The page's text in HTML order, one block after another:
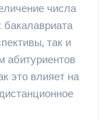
числа
так и
абитуриентов
это влияет на